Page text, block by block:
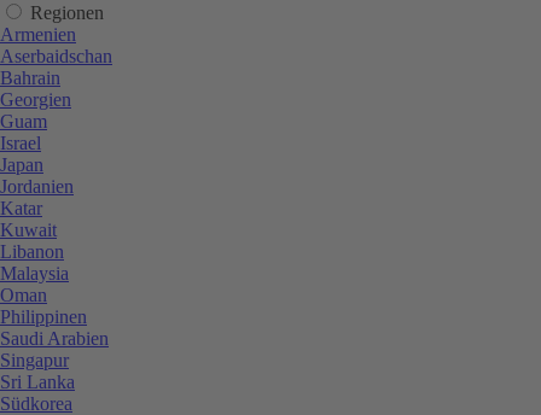
Regionen
Armenien
Aserbaidschan
Bahrain
Georgien
Guam
Israel
Japan
Jordanien
Katar
Kuwait
Libanon
Malaysia
Oman
Philippinen
Saudi Arabien
Singapur
Sri Lanka
Südkorea